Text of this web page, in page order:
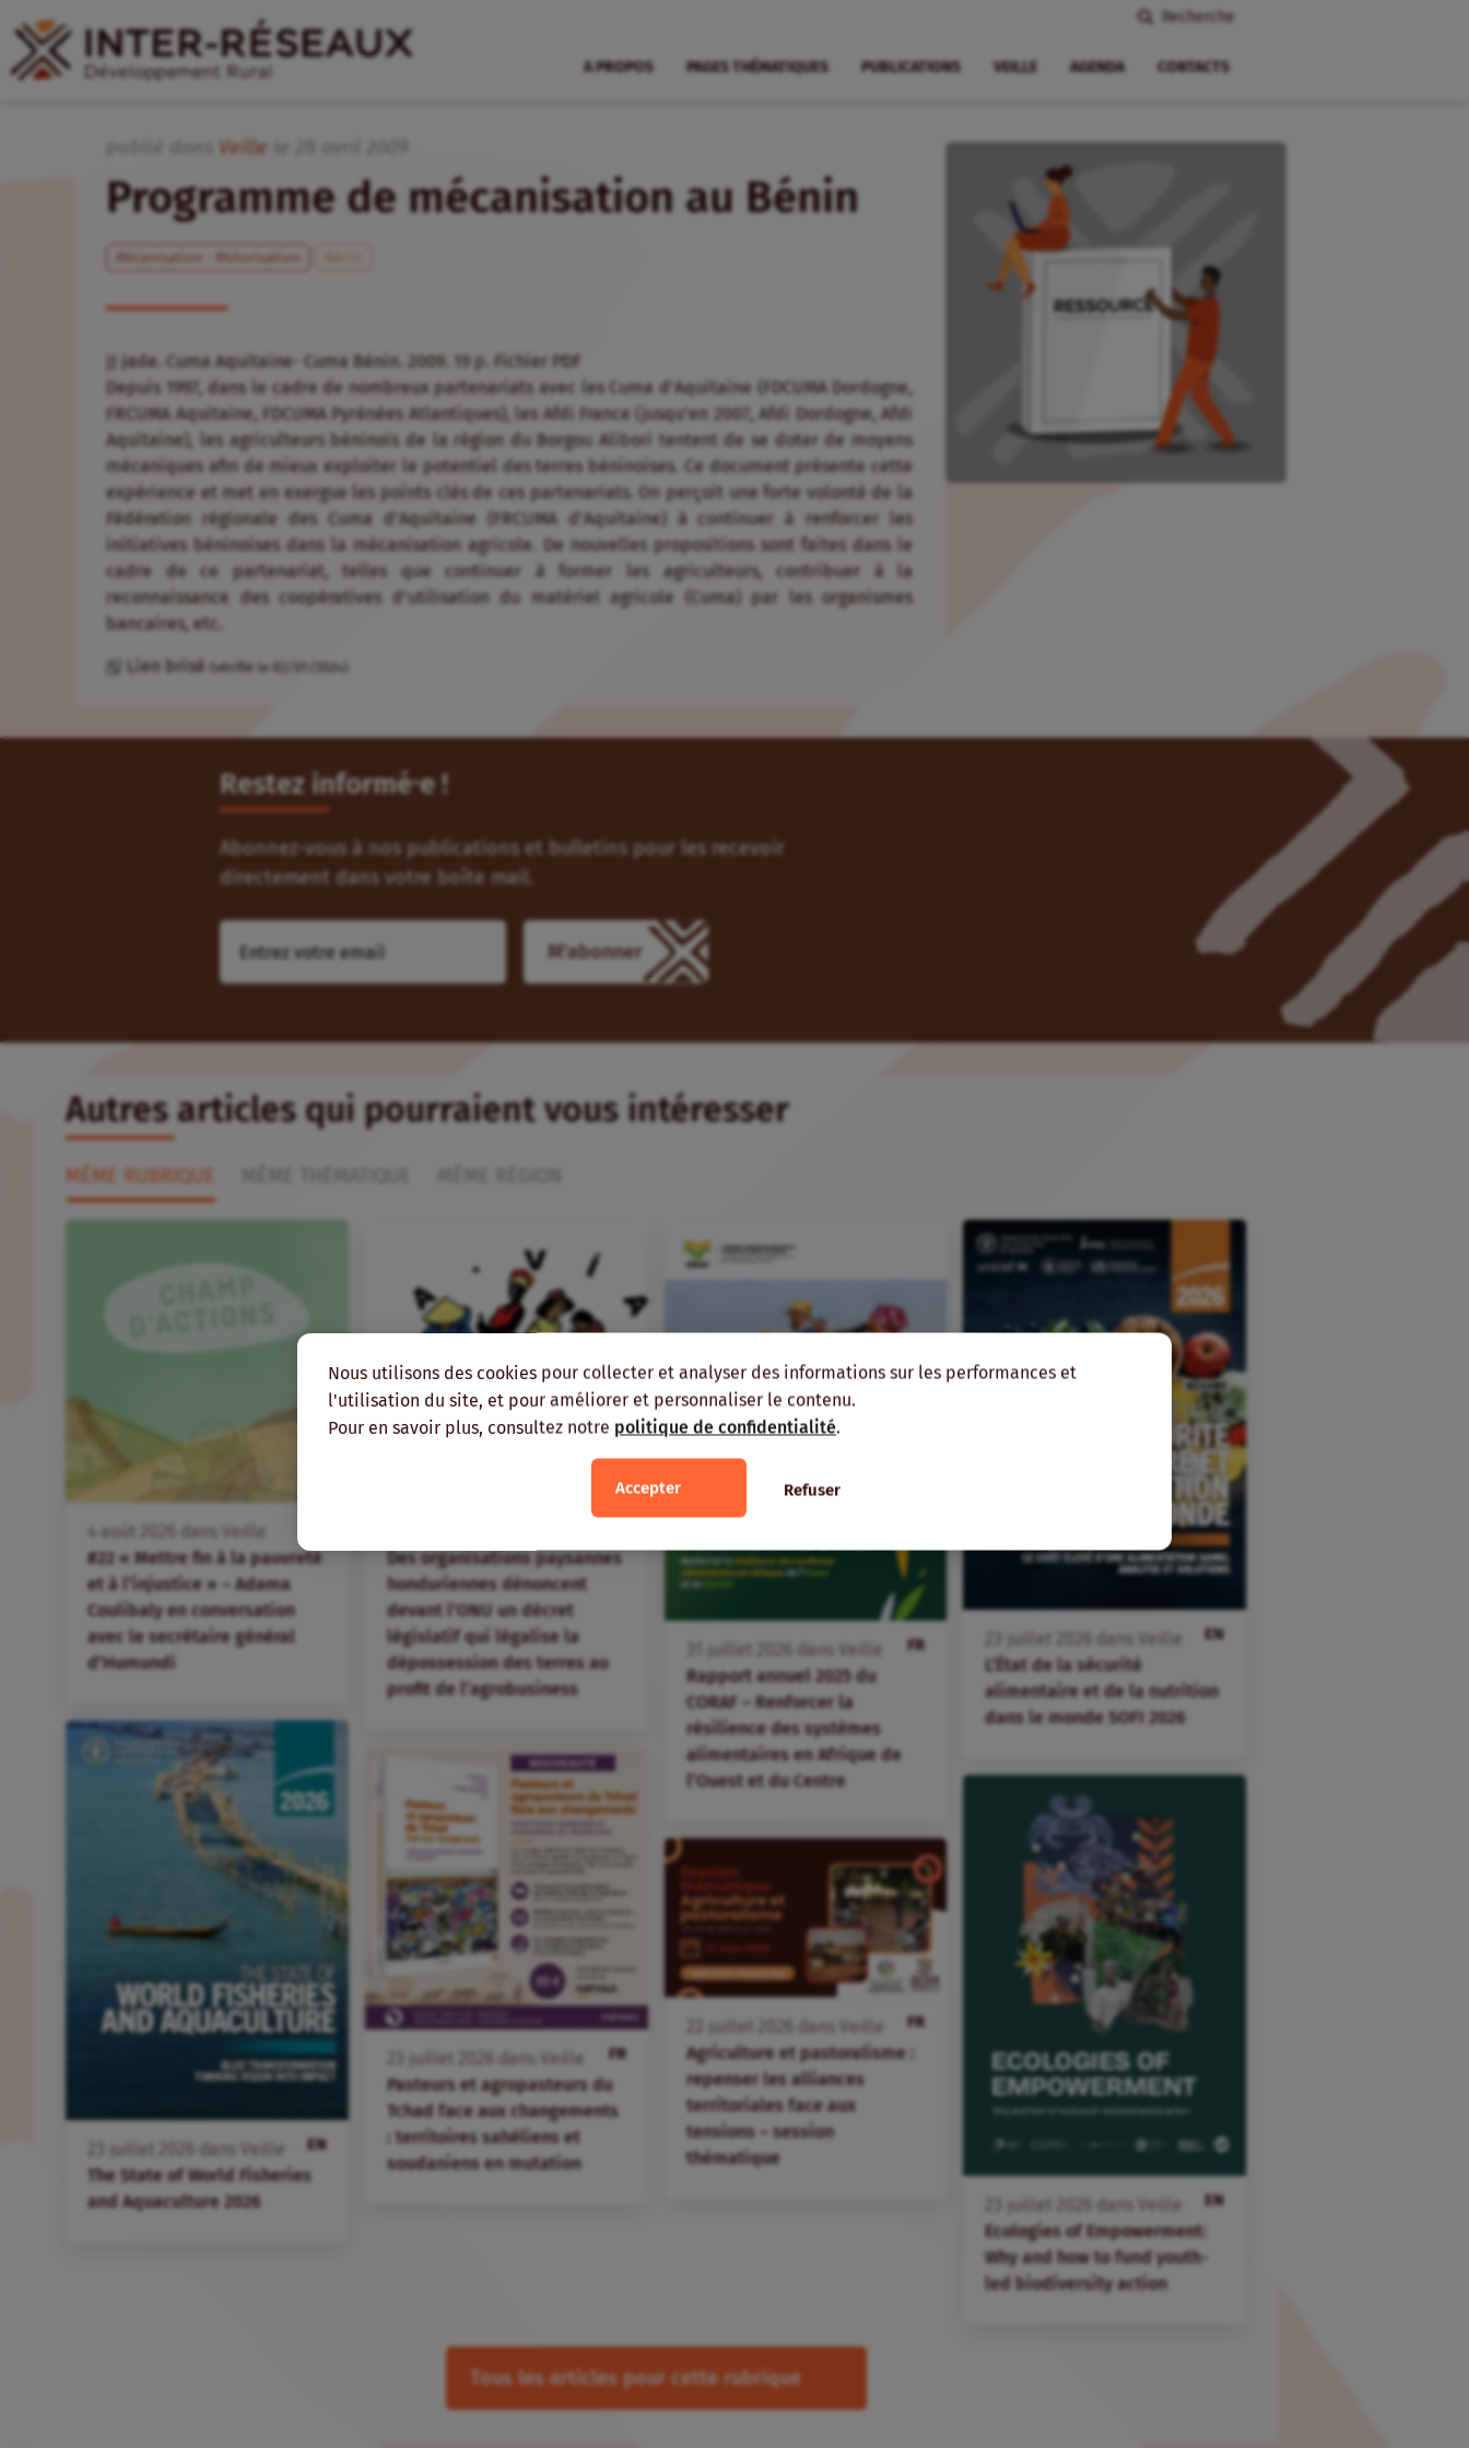
Nous utilisons des cookies pour collecter et analyser des informations sur les performances et
l'utilisation du site, et pour améliorer et personnaliser le contenu.
Pour en savoir plus, consultez notre politique de confidentialité.
Accepter Refuser
Recherche
A PROPOS PAGES THÉMATIQUES PUBLICATIONS VEILLE AGENDA CONTACTS
Veille
Programme de mécanisation au Bénin
Mécanisation - Motorisation
JJ Jade. Cuma Aquitaine- Cuma Bénin. 2009. 19 p. Fichier PDF
Depuis 1997, dans le cadre de nombreux partenariats avec les Cuma d’Aquitaine (FDCUMA Dordogne,
FRCUMA Aquitaine, FDCUMA Pyrénées Atlantiques), les Afdi France (jusqu’en 2007, Afdi Dordogne, Afdi
Aquitaine), les agriculteurs béninois de la région du Borgou Alibori tentent de se doter de moyens
mécaniques afin de mieux exploiter le potentiel des terres béninoises. Ce document présente cette
expérience et met en exergue les points clés de ces partenariats. On perçoit une forte volonté de la
Fédération régionale des Cuma d’Aquitaine (FRCUMA d’Aquitaine) à continuer à renforcer les
initiatives béninoises dans la mécanisation agricole. De nouvelles propositions sont faites dans le
cadre de ce partenariat, telles que continuer à former les agriculteurs, contribuer à la
reconnaissance des coopératives d’utilisation du matériel agricole (Cuma) par les organismes
bancaires, etc.
Lien brisé (vérifié le 02/01/2024)
Restez informé⸱e !
Abonnez-vous à nos publications et bulletins pour les recevoir
directement dans votre boîte mail.
Autres articles qui pourraient vous intéresser
MÊME RUBRIQUE
4 août dans
Veille
#22 « Mettre fin à la pauvreté
et à l’injustice » – Adama
Coulibaly en conversation
avec le secrétaire général
d’Humundi
Des organisations paysannes
honduriennes dénoncent
devant l’ONU un décret
législatif qui légalise la
dépossession des terres au
profit de l’agrobusiness
FR
juillet dans
Veille
Rapport annuel 2025 du
CORAF – Renforcer la
résilience des systèmes
alimentaires en Afrique de
l’Ouest et du Centre
EN
juillet dans
Veille
L’État de la sécurité
alimentaire et de la nutrition
dans le monde SOFI 2026
EN
juillet dans
Veille
The State of World Fisheries
and Aquaculture 2026
FR
juillet dans
Veille
Pasteurs et agropasteurs du
Tchad face aux changements
: territoires sahéliens et
soudaniens en mutation
EN
juillet dans Veille
Ecologies of Empowerment:
Why and how to fund youth-
led biodiversity action
FR
juillet dans Veille
Agriculture et pastoralisme :
repenser les alliances
territoriales face aux
tensions – session
thématique
Tous les articles pour cette rubrique